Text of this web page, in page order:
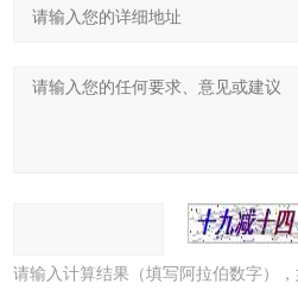
请输入计算结果（填写阿拉伯数字）